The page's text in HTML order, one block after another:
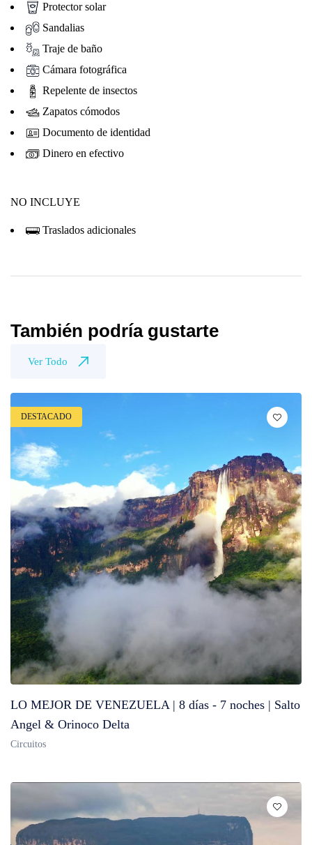
Protector solar
Sandalias
Traje de baño
Cámara fotográfica
Repelente de insectos
Zapatos cómodos
Documento de identidad
Dinero en efectivo
NO INCLUYE
Traslados adicionales
También podría gustarte
Ver Todo
DESTACADO
LO MEJOR DE VENEZUELA | 8 días - 7 noches | Salto
Angel & Orinoco Delta
Circuitos